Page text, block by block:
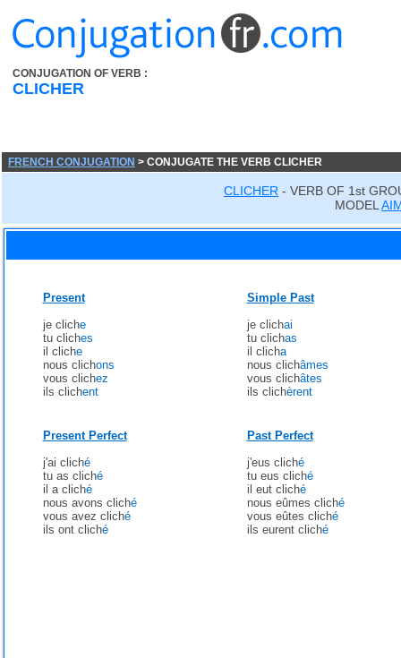
CONJUGATION OF VERB :
CLICHER
FRENCH CONJUGATION > CONJUGATE THE VERB CLICHER
CLICHER - VERB OF 1st
MODEL
Present
je cliche
tu cliches
il cliche
nous clichons
vous clichez
ils clichent
Simple Past
je clichai
tu clichas
il clicha
nous clichâmes
vous clichâtes
ils clichèrent
Present Perfect
j'ai cliché
tu as cliché
il a cliché
nous avons cliché
vous avez cliché
ils ont cliché
Past Perfect
j'eus cliché
tu eus cliché
il eut cliché
nous eûmes cliché
vous eûtes cliché
ils eurent cliché